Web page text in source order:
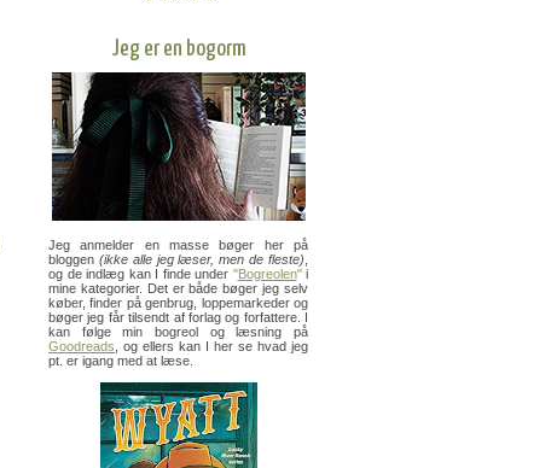
Jeg er en bogorm
Jeg anmelder en masse bøger her på
bloggen (ikke alle jeg læser, men de fleste)
og de indlæg kan I finde under "Bogreolen"i
mine kategorier. Det er både bøger jeg selv
køber, finder på genbrug, loppemarkeder og
bøger jeg får tilsendt af forlag og forfattere. I
kan følge min bogreol og læsning på
Goodreads , og ellers kan I her se hvad jeg
pt. er igang med at læse.